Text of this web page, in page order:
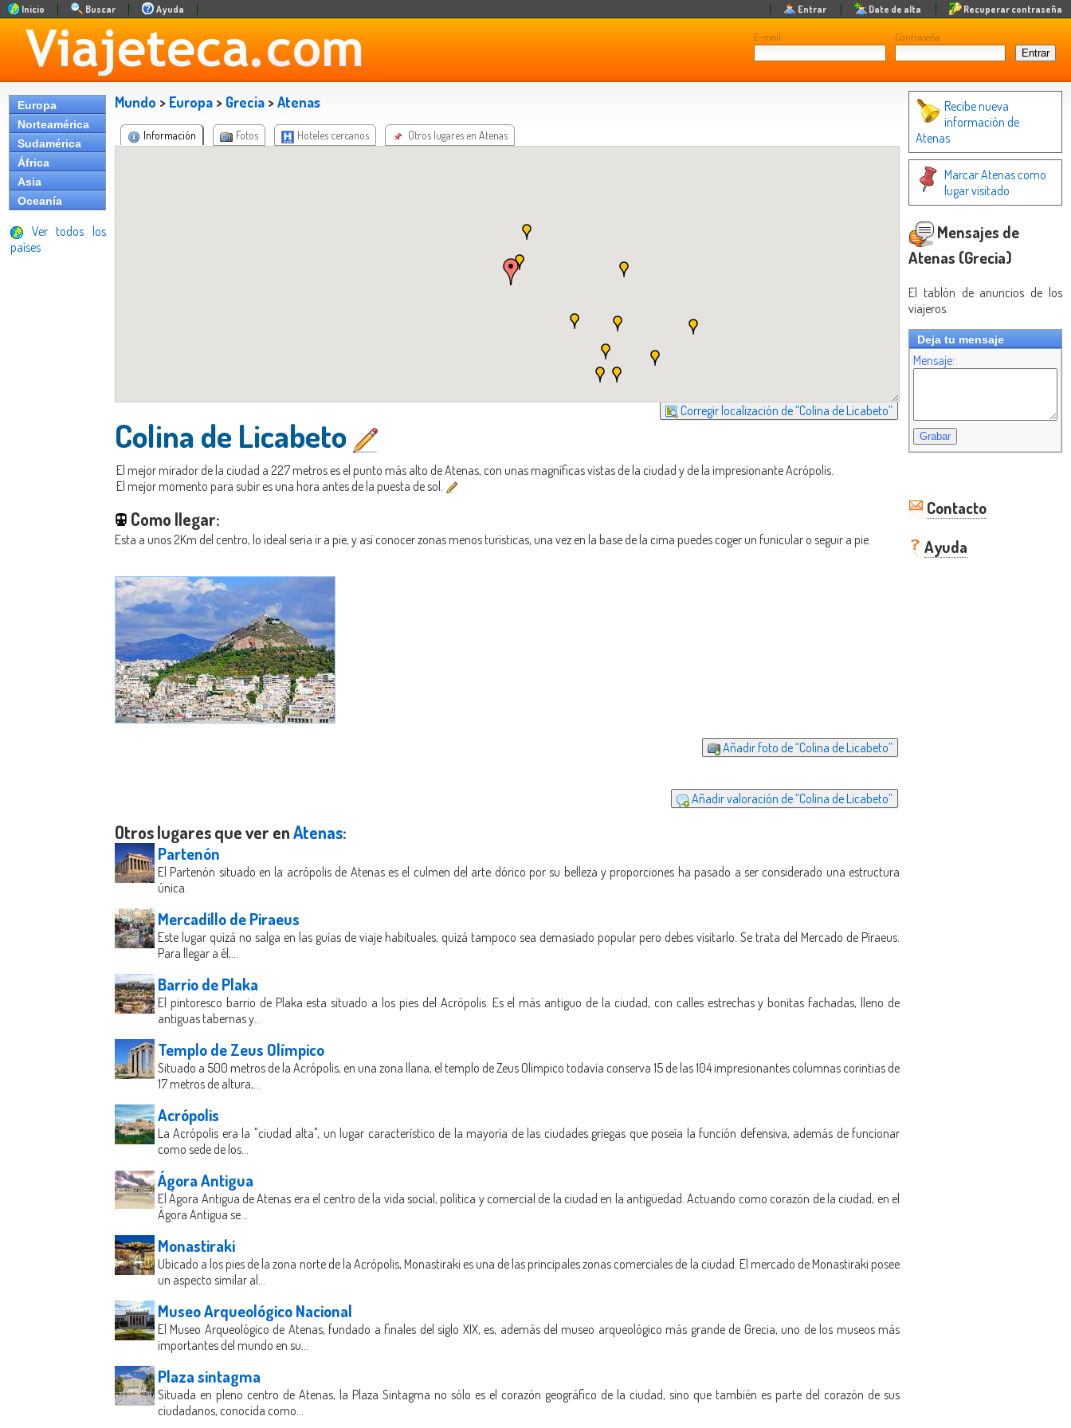
E-mail Contraseña
Inicio Buscar Ayuda Entrar Date de alta Recuperar contraseña
Europa
Norteamérica
Sudamérica
África
Asia
Oceanía
Ver todos los
países
Mundo > Europa > Grecia >Atenas
Información Fotos Hoteles cercanos Otros lugares en Atenas
Corregir localización de “Colina de Licabeto”
Colina de Licabeto
El mejor mirador de la ciudad a 227 metros es el punto más alto de Atenas, con unas magníficas vistas de la ciudad y de la impresionante Acrópolis.
El mejor momento para subir es una hora antes de la puesta de sol.
Como llegar:
Esta a unos 2Km del centro, lo ideal seria ir a pie, y así conocer zonas menos turísticas, una vez en la base de la cima puedes coger un funicular o seguir a pie.
Añadir foto de “Colina de Licabeto”
Añadir valoración de “Colina de Licabeto”
Otros lugares que ver enAtenas:
Partenón
El Partenón situado en la acrópolis de Atenas es el culmen del arte dórico por su belleza y proporciones ha pasado a ser considerado una estructura
única.
Mercadillo de Piraeus
Este lugar quizá no salga en las guías de viaje habituales, quizá tampoco sea demasiado popular pero debes visitarlo. Se trata del Mercado de Piraeus.
Para llegar a él,...
Barrio de Plaka
El pintoresco barrio de Plaka esta situado a los pies del Acrópolis. Es el más antiguo de la ciudad, con calles estrechas y bonitas fachadas, lleno de
antiguas tabernas y...
Templo de Zeus Olímpico
Situado a 500 metros de la Acrópolis, en una zona llana, el templo de Zeus Olímpico todavía conserva 15 de las 104 impresionantes columnas corintias de
17 metros de altura,...
Acrópolis
La Acrópolis era la "ciudad alta", un lugar característico de la mayoría de las ciudades griegas que poseía la función defensiva, además de funcionar
como sede de los...
Ágora Antigua
El Ágora Antigua de Atenas era el centro de la vida social, política y comercial de la ciudad en la antigüedad. Actuando como corazón de la ciudad, en el
Ágora Antigua se...
Monastiraki
Ubicado a los pies de la zona norte de la Acrópolis, Monastiraki es una de las principales zonas comerciales de la ciudad. El mercado de Monastiraki posee
un aspecto similar al...
Museo Arqueológico Nacional
El Museo Arqueológico de Atenas, fundado a finales del siglo XIX, es, además del museo arqueológico más grande de Grecia, uno de los museos más
importantes del mundo en su...
Plaza sintagma
Situada en pleno centro de Atenas, la Plaza Sintagma no sólo es el corazón geográfico de la ciudad, sino que también es parte del corazón de sus
ciudadanos, conocida como...
Recibe nueva
información de
Atenas
Marcar Atenas como
lugar visitado
Mensajes de
Atenas (Grecia)
El tablón de anuncios de los
viajeros.
Deja tu mensaje
Mensaje:
Contacto
Ayuda